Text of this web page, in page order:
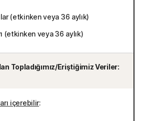
(etkinken veya 36 aylık)
(etkinken veya 36 aylık)
Topladığımız/Eriştiğimiz Veriler:
içerebilir: